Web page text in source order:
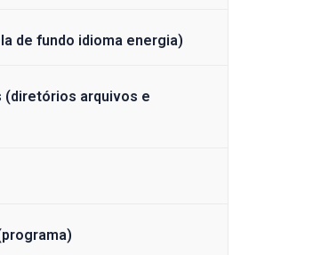
de fundo idioma energia)
(diretórios arquivos e